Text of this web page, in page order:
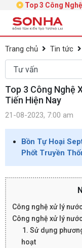
Top 3 Công
Trang chủ Tin tức
Top 3 Công Nghệ
Tiến Hiện Nay
21-08-2023, 7:00 am
Bồn Tự Hoại
Phốt Truyền
Công nghệ xử lý
Công nghệ xử lý
1. Sử dụng
hoạt